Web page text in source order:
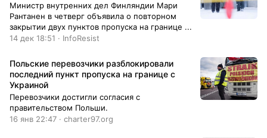
Министр внутренних дел Финляндии Мари
Рантанен в четверг объявила о повторном
закрытии двух пунктов пропуска на границе ...
14 дек 18:51 · InfoResist
Польские перевозчики разблокировали
последний пункт пропуска на границе с
Украиной
Перевозчики достигли согласия с
правительством Польши.
16 янв 22:47 · charter97.org